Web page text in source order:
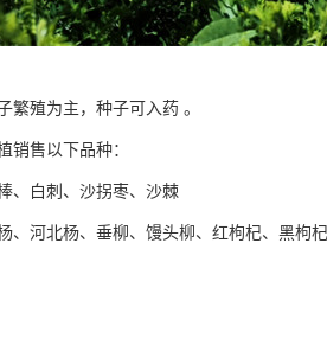
繁殖为主，种子可入药 。
销售以下品种：
、白刺、沙拐枣、沙棘
、河北杨、垂柳、馒头柳、红枸杞、黑枸